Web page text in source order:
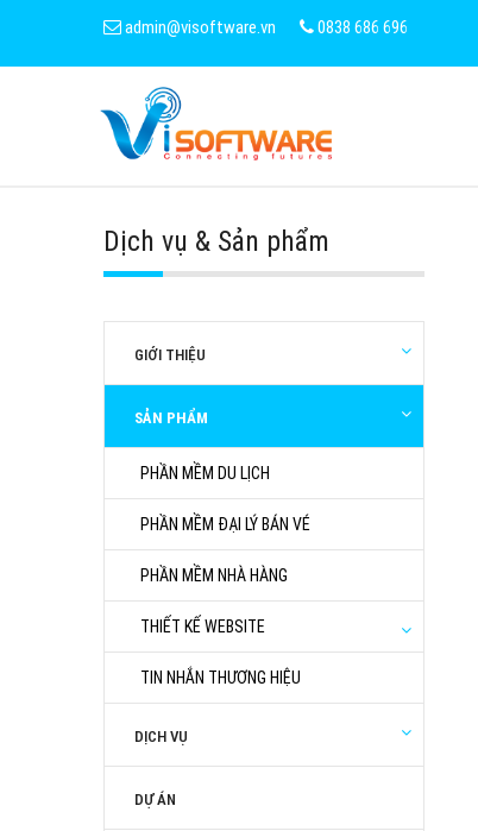
admin@visoftware.vn 0838 686 696
Dịch vụ & Sản phẩm
GIỚI THIỆU
SẢN PHẨM
PHẦN MỀM DU LỊCH
PHẦN MỀM ĐẠI LÝ BÁN VÉ
PHẦN MỀM NHÀ HÀNG
THIẾT KẾ WEBSITE
TIN NHẮN THƯƠNG HIỆU
DỊCH VỤ
DỰ ÁN